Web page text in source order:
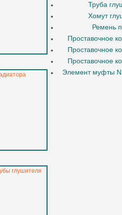
Труба
Хомут
Ремень
Проставочное
Проставочное
Проставочное
Элемент муфты